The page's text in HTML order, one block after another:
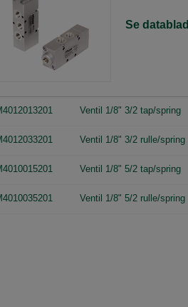
Se datablad
Ventil 1/8" 3/2 tap/spring
Ventil 1/8" 3/2 rulle/spring
Ventil 1/8" 5/2 tap/spring
Ventil 1/8" 5/2 rulle/spring